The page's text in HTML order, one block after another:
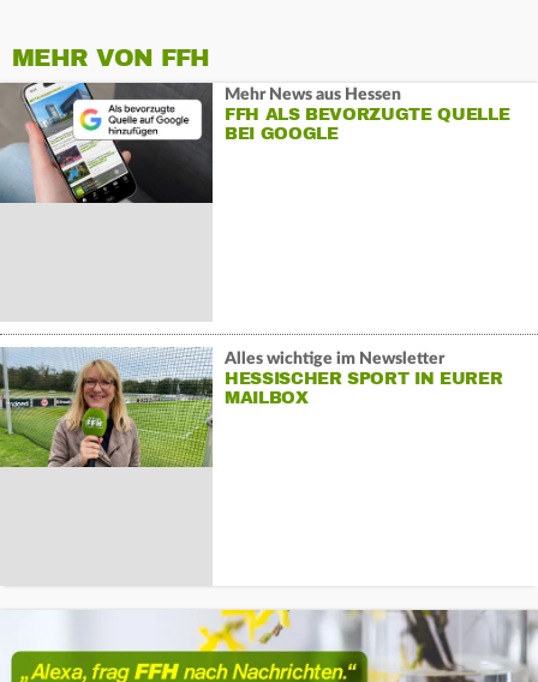
MEHR VON FFH
Mehr News aus Hessen
FFH ALS BEVORZUGTE QUELLE
BEI GOOGLE
Alles wichtige im Newsletter
HESSISCHER SPORT IN EURER
MAILBOX